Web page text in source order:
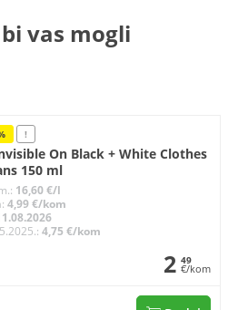
vas mogli
!
On Black + White Clothes
150 ml
16,60 €/l
4,99 €/kom
4,75 €/kom
2 49
€/kom